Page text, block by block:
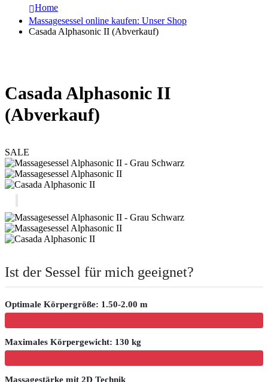
Home
Massagesessel online kaufen: Unser Shop
Casada Alphasonic II (Abverkauf)
Casada Alphasonic II
(Abverkauf)
SALE
Ist der Sessel für mich geeignet?
Optimale Körpergröße: 1.50-2.00 m
Maximales Körpergewicht: 130 kg
Massagestärke mit 2D Technik